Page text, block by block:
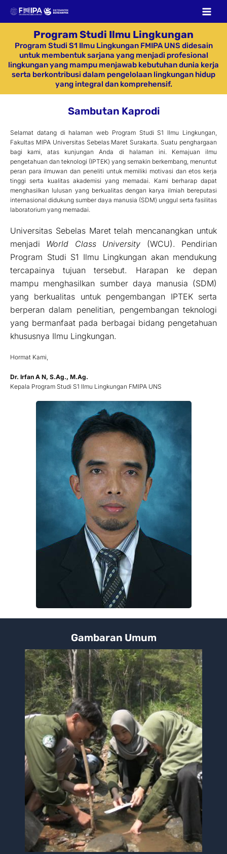
Program Studi Ilmu Lingkungan
Program Studi S1 Ilmu Lingkungan FMIPA UNS didesain
untuk membentuk sarjana yang menjadi profesional
lingkungan yang mampu menjawab kebutuhan dunia kerja
serta berkontribusi dalam pengelolaan lingkungan hidup
yang integral dan komprehensif.
Sambutan Kaprodi
Selamat datang di halaman web Program Studi S1 Ilmu Lingkungan,
Fakultas MIPA Universitas Sebelas Maret Surakarta. Suatu penghargaan
bagi kami, atas kunjungan Anda di halaman ini. Kemajuan ilmu
pengetahuan dan teknologi (IPTEK) yang semakin berkembang, menuntut
peran para ilmuwan dan peneliti untuk memiliki motivasi dan etos kerja
tinggi serta kualitas akademisi yang memadai. Kami berharap dapat
menghasilkan lulusan yang berkualitas dengan karya ilmiah bereputasi
internasional didukung sumber daya manusia (SDM) unggul serta fasilitas
laboratorium yang memadai.
Universitas Sebelas Maret telah mencanangkan untuk
menjadi World Class University (WCU). Pendirian
Program Studi S1 Ilmu Lingkungan akan mendukung
tercapainya tujuan tersebut. Harapan ke depan
mampu menghasilkan sumber daya manusia (SDM)
yang berkualitas untuk pengembangan IPTEK serta
berperan dalam penelitian, pengembangan teknologi
yang bermanfaat pada berbagai bidang pengetahuan
khususnya Ilmu Lingkungan.
Hormat Kami,
Dr. Irfan A N, S.Ag., M.Ag.
Kepala Program Studi S1 Ilmu Lingkungan FMIPA UNS
Gambaran Umum